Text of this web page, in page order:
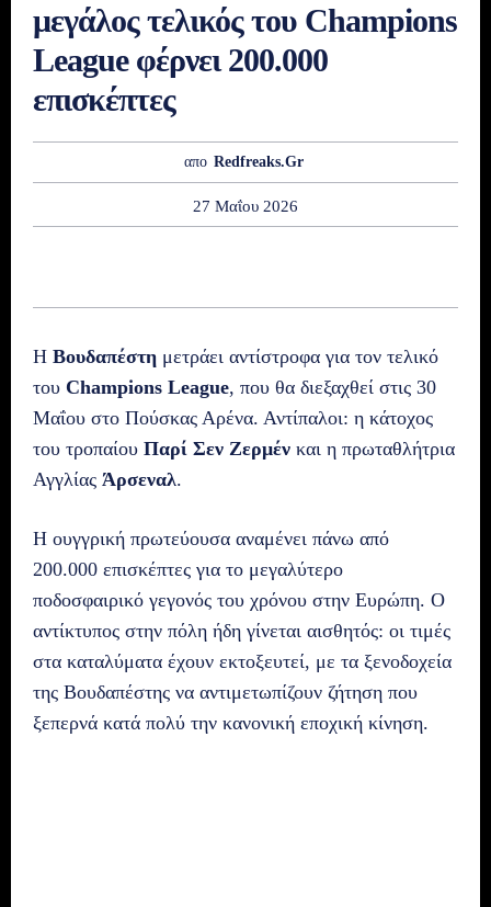
μεγάλος τελικός του Champions
League φέρνει 200.000
επισκέπτες
απο Redfreaks.gr
27 Μαΐου 2026
Η Βουδαπέστη μετράει αντίστροφα για τον τελικό
του Champions League, που θα διεξαχθεί στις 30
Μαΐου στο Πούσκας Αρένα. Αντίπαλοι: η κάτοχος
του τροπαίου Παρί Σεν Ζερμέν και η πρωταθλήτρια
Αγγλίας Άρσεναλ.
Η ουγγρική πρωτεύουσα αναμένει πάνω από
200.000 επισκέπτες για το μεγαλύτερο
ποδοσφαιρικό γεγονός του χρόνου στην Ευρώπη. Ο
αντίκτυπος στην πόλη ήδη γίνεται αισθητός: οι τιμές
στα καταλύματα έχουν εκτοξευτεί, με τα ξενοδοχεία
της Βουδαπέστης να αντιμετωπίζουν ζήτηση που
ξεπερνά κατά πολύ την κανονική εποχική κίνηση.